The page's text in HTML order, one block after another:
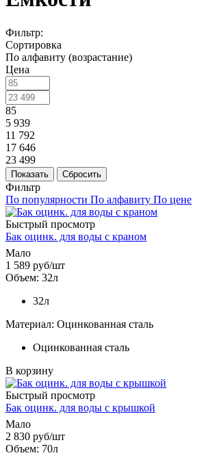
Фильтр:
Сортировка
По алфавиту (возрастание)
Цена
85
5 939
11 792
17 646
23 499
Показать Сбросить
Фильтр
По популярности По алфавиту По цене
Быстрый просмотр
Бак оцинк. для воды с краном
Мало
1 589 руб/шт
Объем: 32л
32л
Материал: Оцинкованная сталь
Оцинкованная сталь
В корзину
Быстрый просмотр
Бак оцинк. для воды с крышкой
Мало
2 830 руб/шт
Объем: 70л